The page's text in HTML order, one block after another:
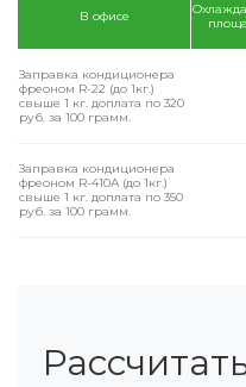
В офисе
Заправка кондиционера
фреоном R-22 (до 1кг.)
свыше 1 кг. доплата по 320
руб. за 100 грамм.
Заправка кондиционера
фреоном R-410А (до 1кг.)
свыше 1 кг. доплата по 350
руб. за 100 грамм.